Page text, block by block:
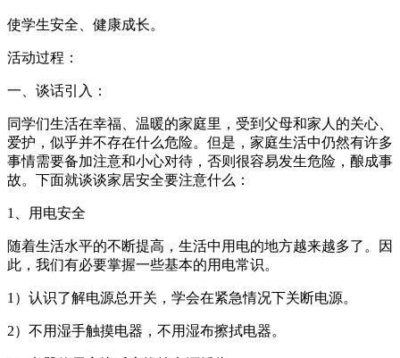
使学生安全、健康成长。
活动过程：
一、谈话引入：
同学们生活在幸福、温暖的家庭里，受到父母和家人的关心、
爱护，似乎并不存在什么危险。但是，家庭生活中仍然有许多
事情需要备加注意和小心对待，否则很容易发生危险，酿成事
故。下面就谈谈家居安全要注意什么：
1、用电安全
随着生活水平的不断提高，生活中用电的地方越来越多了。因
此，我们有必要掌握一些基本的用电常识。
1）认识了解电源总开关，学会在紧急情况下关断电源。
2）不用湿手触摸电器，不用湿布擦拭电器。